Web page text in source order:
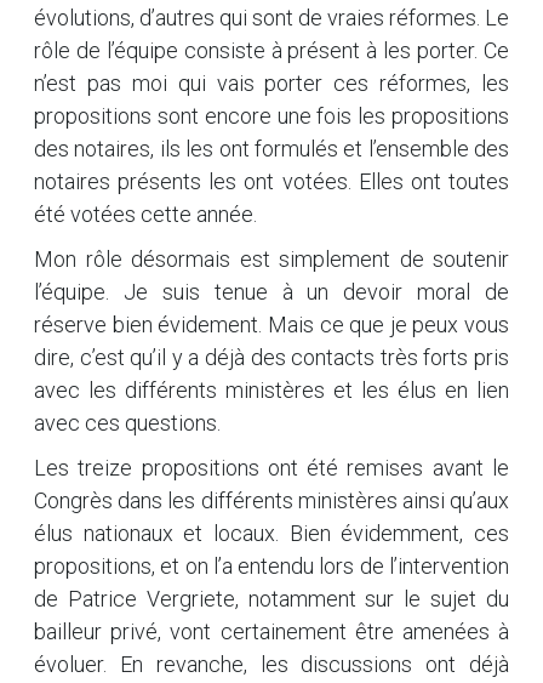
évolutions, d’autres qui sont de vraies réformes. Le
rôle de l’équipe consiste à présent à les porter. Ce
n’est pas moi qui vais porter ces réformes, les
propositions sont encore une fois les propositions
des notaires, ils les ont formulés et l’ensemble des
notaires présents les ont votées. Elles ont toutes
été votées cette année.
Mon rôle désormais est simplement de soutenir
l’équipe. Je suis tenue à un devoir moral de
réserve bien évidement. Mais ce que je peux vous
dire, c’est qu’il y a déjà des contacts très forts pris
avec les différents ministères et les élus en lien
avec ces questions.
Les treize propositions ont été remises avant le
Congrès dans les différents ministères ainsi qu’aux
élus nationaux et locaux. Bien évidemment, ces
propositions, et on l’a entendu lors de l’intervention
de Patrice Vergriete, notamment sur le sujet du
bailleur privé, vont certainement être amenées à
évoluer. En revanche, les discussions ont déjà